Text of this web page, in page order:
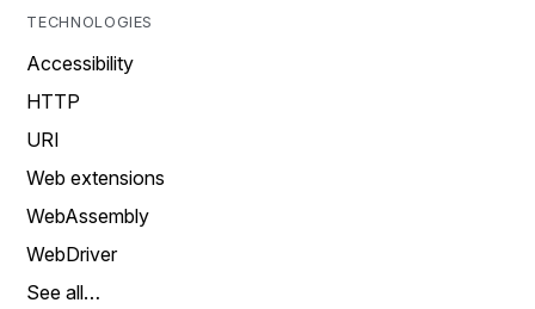
TECHNOLOGIES
Accessibility
HTTP
URI
Web extensions
WebAssembly
WebDriver
See all…